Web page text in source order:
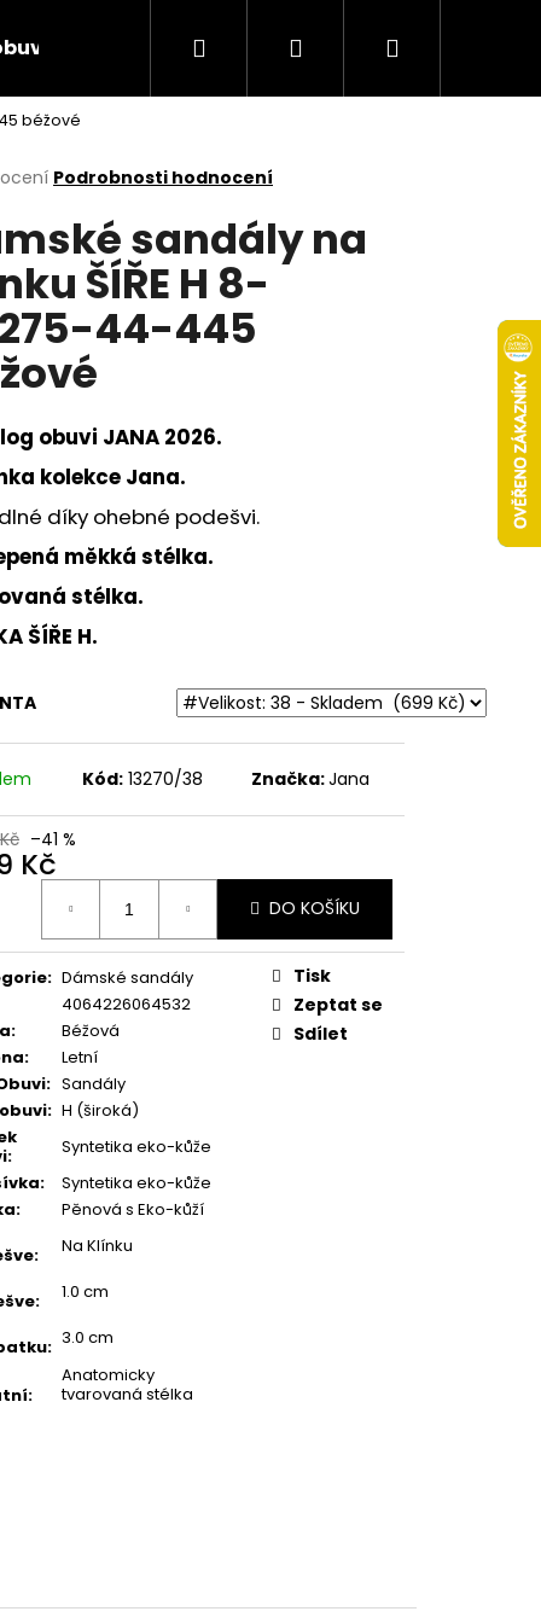
Rieker Výprodej AKCE týdne
Hledat PřihlášeníNákupní
béžové
Podrobnosti hodnocení
sandály na
ŠÍŘE H 8-
44-445
obuvi JANA 2026.
kolekce Jana.
díky ohebné podešvi.
měkká stélka.
stélka.
ŠÍŘE H.
Kód: 13270/38 Značka:Jana
–41 %
Kč
DO KOŠÍKU
: Dámské sandály
4064226064532
:
Béžová
:
Letní
: Sandály
: H (široká)
:
Syntetika eko-kůže
:
Syntetika eko-kůže
:
Pěnová s Eko-kůží
: Na Klínku
: 1.0 cm
: 3.0 cm
:
Anatomicky
tvarovaná stélka
Tisk
Zeptat se
Sdílet
NA VYŠŠÍM KLÍNKU